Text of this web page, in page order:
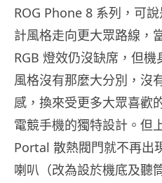
ROG Phone 8 系列，可
計風格走向更大眾路線，
RGB 燈效仍沒缺席，但
風格沒有那麼大分別，沒
感，換來受更多大眾喜歡
電競手機的獨特設計。但
Portal 散熱閥門就不再出
喇叭（改為設於機底及聽